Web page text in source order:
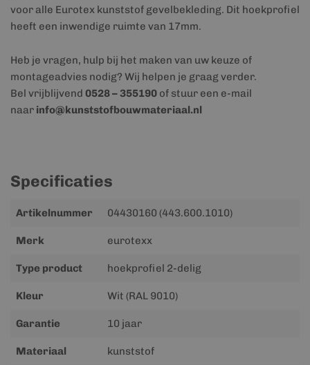
voor alle Eurotex kunststof gevelbekleding. Dit hoekprofiel
heeft een inwendige ruimte van 17mm.
Heb je vragen, hulp bij het maken van uw keuze of
montageadvies nodig? Wij helpen je graag verder.
Bel vrijblijvend 0528 – 355190 of stuur een e-mail
naar info@kunststofbouwmateriaal.nl
Specificaties
Meer
Artikelnummer 04430160 (443.600.1010)
Merk eurotexx
Type product hoekprofiel 2-delig
Kleur Wit (RAL 9010)
Garantie 10 jaar
Materiaal kunststof